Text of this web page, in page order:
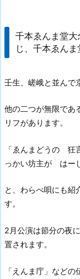
千本ゑんま堂大
じ、千本ゑんま
壬生、嵯峨と並んで
他の二つが無限であ
リフがあります。
「ゑんまどうの
っかい坊主が はー
と、わらべ唄にも紹
す。
2月公演は節分の夜
置されます。
「えんま庁」など